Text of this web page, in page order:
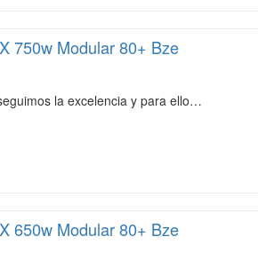
750w Modular 80+ Bze
la excelencia y para ello…
650w Modular 80+ Bze